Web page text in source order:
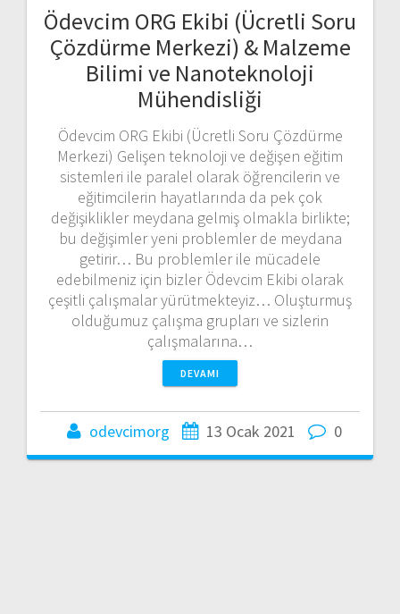
Ödevcim ORG Ekibi (Ücretli Soru
Çözdürme Merkezi) & Malzeme
Bilimi ve Nanoteknoloji
Mühendisliği
Ödevcim ORG Ekibi (Ücretli Soru Çözdürme
Merkezi) Gelişen teknoloji ve değişen eğitim
sistemleri ile paralel olarak öğrencilerin ve
eğitimcilerin hayatlarında da pek çok
değişiklikler meydana gelmiş olmakla birlikte;
bu değişimler yeni problemler de meydana
getirir… Bu problemler ile mücadele
edebilmeniz için bizler Ödevcim Ekibi olarak
çeşitli çalışmalar yürütmekteyiz… Oluşturmuş
olduğumuz çalışma grupları ve sizlerin
çalışmalarına…
DEVAMI
odevcimorg 13 Ocak 2021 0